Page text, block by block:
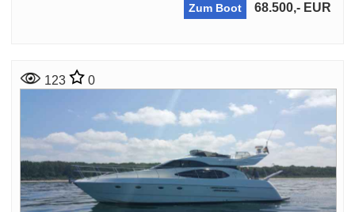
Zum Boot 68.500,- EUR
123 0